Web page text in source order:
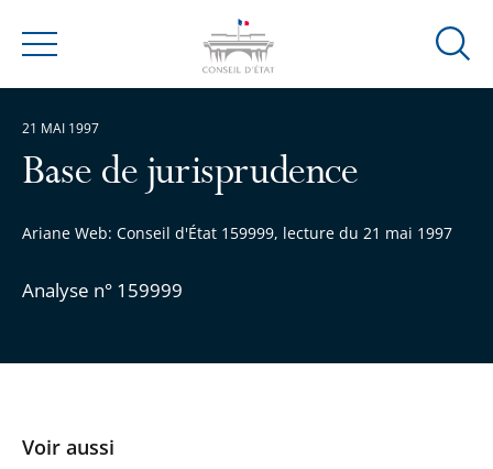
Menu
Ouvrir
Base de jurisprudence
Ariane Web: Conseil d'État 159999, lecture du 21 mai 1997
Analyse n° 159999
21 MAI 1997
Voir aussi